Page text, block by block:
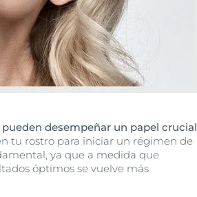
desempeñar un papel crucial
tu rostro para iniciar un régimen de
ya que a medida que
óptimos se vuelve más